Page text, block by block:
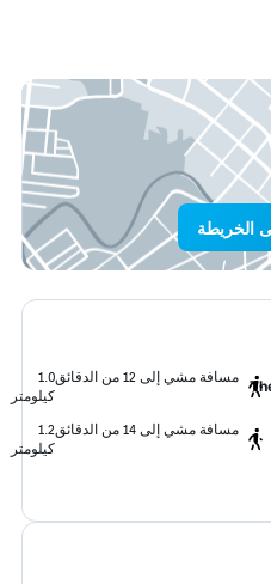
الخريطة
مسافة مشي إلى 12 من الدقائق
1.0
كيلومتر
مسافة مشي إلى 14 من الدقائق
1.2
كيلومتر